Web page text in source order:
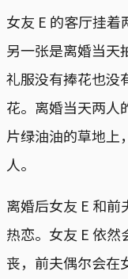
女友 E 的客厅挂着
另一张是离婚当天
礼服没有捧花也没
花。离婚当天两人
片绿油油的草地上
人。
离婚后女友 E 和
热恋。女友 E 依
丧，前夫偶尔会在